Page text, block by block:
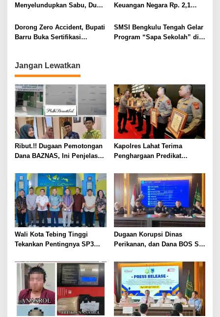
Menyelundupkan Sabu, Dua
Keuangan Negara Rp. 2,1
Dorong Zero Accident, Bupati
Barru Buka Sertifikasi
SMSI Bengkulu Tengah Gelar
Program “Sapa Sekolah” di
Jangan Lewatkan
Ribut.!! Dugaan Pemotongan
Dana BAZNAS, Ini Penjelasan
Kapolres Lahat Terima
Penghargaan Predikat
Sumsel Tahun 2026
Wali Kota Tebing Tinggi
Tekankan Pentingnya SP3
Dugaan Korupsi Dinas
Perikanan, dan Dana BOS SD
Terus Dipertajam Kajari Lahat